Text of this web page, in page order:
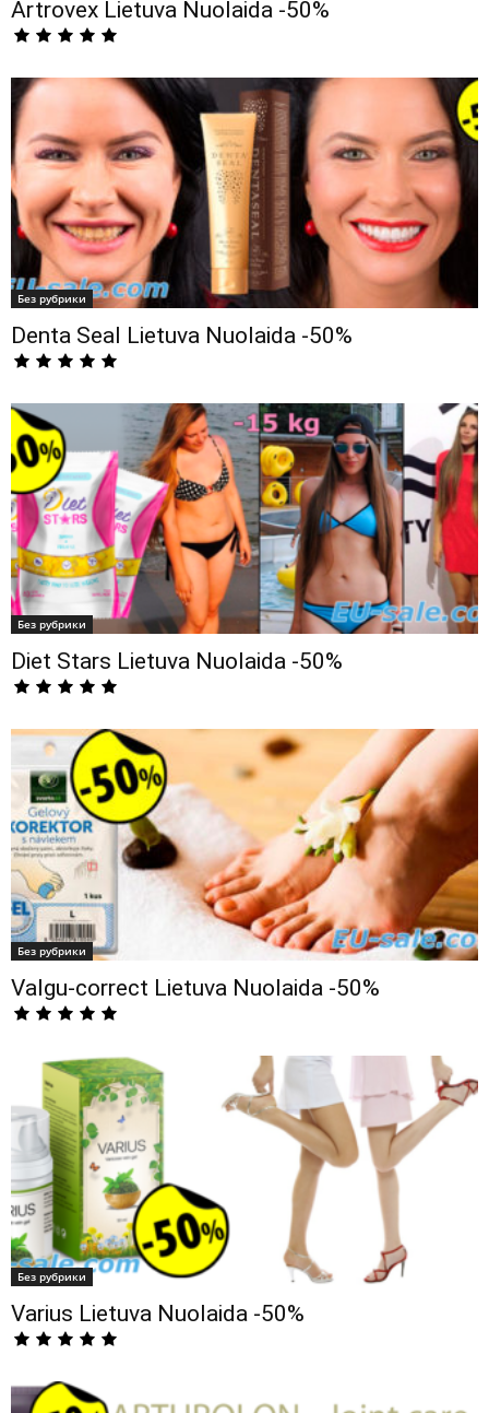
Artrovex Lietuva Nuolaida -50%
Без рубрики
Denta Seal Lietuva Nuolaida -50%
Без рубрики
Diet Stars Lietuva Nuolaida -50%
Без рубрики
Valgu-correct Lietuva Nuolaida -50%
Без рубрики
Varius Lietuva Nuolaida -50%